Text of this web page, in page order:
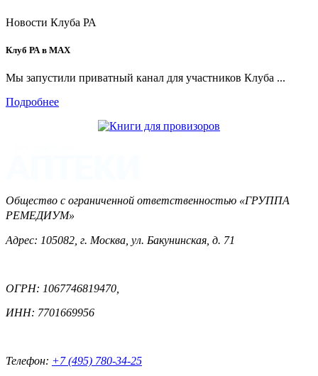
Новости Клуба РА
Клуб РА в MAX
Мы запустили приватный канал для участников Клуба ...
Подробнее
Общество с ограниченной ответственностью «ГРУППА
РЕМЕДИУМ»
Адрес: 105082, г. Москва, ул. Бакунинская, д. 71
ОГРН: 1067746819470,
ИНН: 7701669956
Телефон: +7 (495) 780-34-25